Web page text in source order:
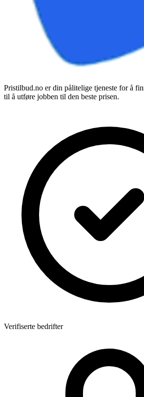
Pristilbud.no er din pålitelige tjeneste for å
til å utføre jobben til den beste prisen.
Verifiserte bedrifter